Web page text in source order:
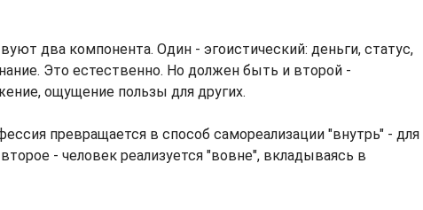
два компонента. Один - эгоистический: деньги, статус,
Это естественно. Но должен быть и второй -
ощущение пользы для других.
превращается в способ самореализации "внутрь" - для
- человек реализуется "вовне", вкладываясь в